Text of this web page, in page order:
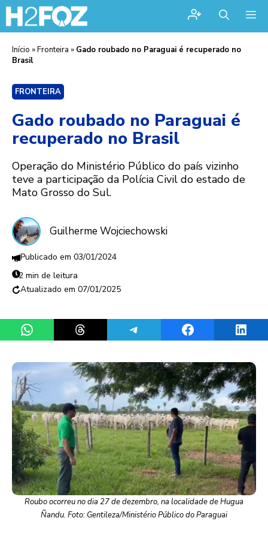
Início »Fronteira » Gado roubado no Paraguai é recuperado no
Brasil
FRONTEIRA
Gado roubado no Paraguai é
recuperado no Brasil
Operação do Ministério Público do país vizinho
teve a participação da Polícia Civil do estado de
Mato Grosso do Sul.
Guilherme Wojciechowski
03/01/2024
2 min de leitura
07/01/2025
Share on WhatsAppShare on ThreadsShare on TelegramShare on Facebook
Roubo ocorreu no dia 27 de dezembro, na localidade de Hugua
Ñandu. Foto: Gentileza/Ministério Público do Paraguai